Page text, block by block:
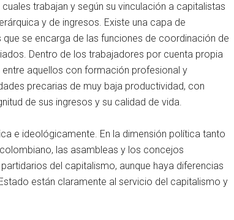
trabajan y según su vinculación a capitalistas
y de ingresos. Existe una capa de
se encarga de las funciones de coordinación de
Dentro de los trabajadores por cuenta propia
aquellos con formación profesional y
precarias de muy baja productividad, con
de sus ingresos y su calidad de vida.
e ideológicamente. En la dimensión política tanto
las asambleas y los concejos
del capitalismo, aunque haya diferencias
están claramente al servicio del capitalismo y